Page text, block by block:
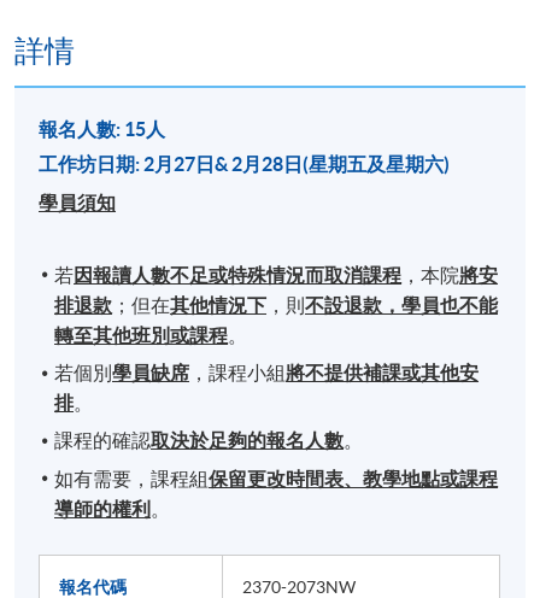
詳情
報名人數: 15人
工作坊日期: 2月27日& 2月28日(星期五及星期六)
學員須知
若因報讀人數不足或特殊情況而取消課程 ，本院將安
排退款 ；但在其他情況下 ，則不設退款，學員也不能
轉至其他班別或課程
若個別學員缺席 ，課程小組將不提供補課或其他安
排。
課程的確認取決於足夠的報名人數。
如有需要，課程組保留更改時間表、教學地點或課程
導師的權利 。
報名代碼 2370-2073NW